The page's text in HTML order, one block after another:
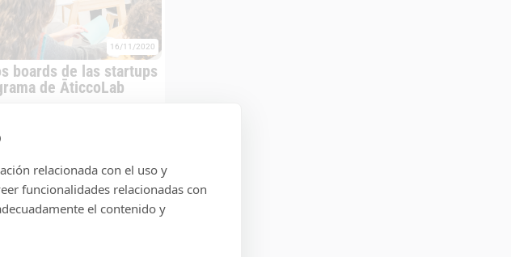
16/11/2020
boards de las startups
de ĀticcoLab
programa de aceleración de
los primeros
relacionada con el uso y
funcionalidades relacionadas con
el contenido y